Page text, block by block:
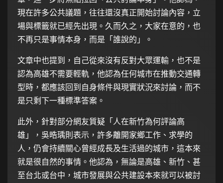
現在許多公共議題，往往還沒真正開始討論內容，立
場與標籤就已經先出現。久而久之，大家在意的，也
不再只是事情本身，而是「誰說的」。
文章中也提到，自己從來沒有反對大眾運輸，也不是
認為高雄不需要輕軌，他認為任何城市在推動交通轉
型時，都應該回到自身條件與現實狀況來討論，而不
是只剩下一種標準答案。
此外，針對部分網友質疑「人在新竹為何評論高
雄」，吳晧瑀則表示，許多離開家鄉工作、求學的
人，仍會持續關心曾經成長及生活過的城市，這本來
就是很自然的事情。他認為，無論是高雄、新竹、甚
至台北或台中，城市發展與公共建設本來就可以被討